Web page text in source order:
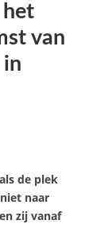
het
van
in
de plek
naar
zij vanaf